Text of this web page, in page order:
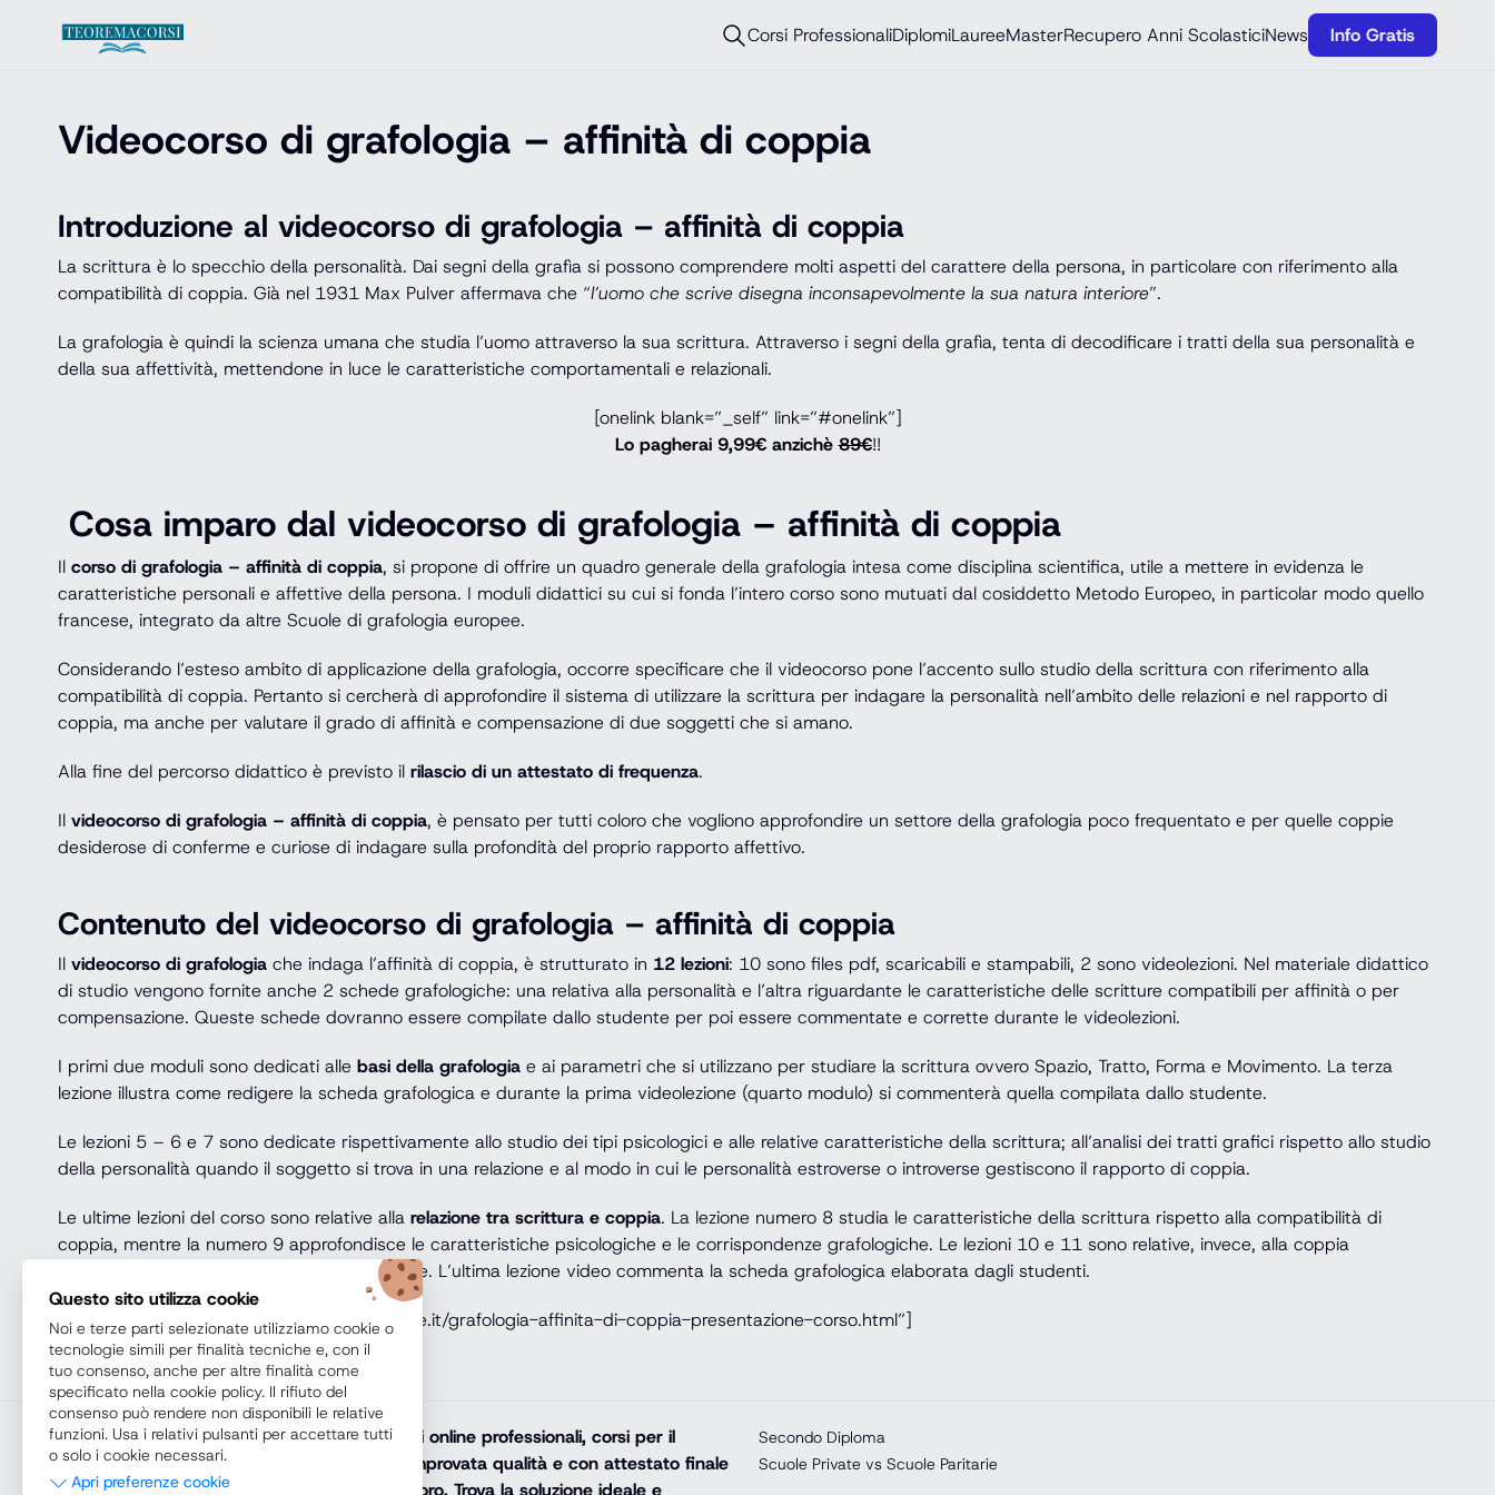
Corsi ProfessionaliDiplomiLaureeMasterRecupero Anni ScolasticiNews Info Gratis
Videocorso di grafologia – affinità di coppia
Introduzione al videocorso di grafologia – affinità di coppia
La scrittura è lo specchio della personalità. Dai segni della grafìa si possono comprendere molti aspetti del carattere della persona, in particolare con riferimento alla
compatibilità di coppia. Già nel 1931 Max Pulver affermava che “l’uomo che scrive disegna inconsapevolmente la sua natura interiore”.
La grafologia è quindi la scienza umana che studia l’uomo attraverso la sua scrittura. Attraverso i segni della grafìa, tenta di decodificare i tratti della sua personalità e
della sua affettività, mettendone in luce le caratteristiche comportamentali e relazionali.
[onelink blank=”_self” link=”#onelink”]
Lo pagherai 9,99€ anzichè89€!!
Cosa imparo dal videocorso di grafologia – affinità di coppia
Il corso di grafologia – affinità di coppia, si propone di offrire un quadro generale della grafologia intesa come disciplina scientifica, utile a mettere in evidenza le
caratteristiche personali e affettive della persona. I moduli didattici su cui si fonda l’intero corso sono mutuati dal cosiddetto Metodo Europeo, in particolar modo quello
francese, integrato da altre Scuole di grafologia europee.
Considerando l’esteso ambito di applicazione della grafologia, occorre specificare che il videocorso pone l’accento sullo studio della scrittura con riferimento alla
compatibilità di coppia. Pertanto si cercherà di approfondire il sistema di utilizzare la scrittura per indagare la personalità nell’ambito delle relazioni e nel rapporto di
coppia, ma anche per valutare il grado di affinità e compensazione di due soggetti che si amano.
Alla fine del percorso didattico è previsto il rilascio di un attestato di frequenza.
Il videocorso di grafologia – affinità di coppia, è pensato per tutti coloro che vogliono approfondire un settore della grafologia poco frequentato e per quelle coppie
desiderose di conferme e curiose di indagare sulla profondità del proprio rapporto affettivo.
Contenuto del videocorso di grafologia – affinità di coppia
Il videocorso di grafologia che indaga l’affinità di coppia, è strutturato in 12 lezioni: 10 sono files pdf, scaricabili e stampabili, 2 sono videolezioni. Nel materiale didattico
di studio vengono fornite anche 2 schede grafologiche: una relativa alla personalità e l’altra riguardante le caratteristiche delle scritture compatibili per affinità o per
compensazione. Queste schede dovranno essere compilate dallo studente per poi essere commentate e corrette durante le videolezioni.
I primi due moduli sono dedicati alle basi della grafologia e ai parametri che si utilizzano per studiare la scrittura ovvero Spazio, Tratto, Forma e Movimento. La terza
lezione illustra come redigere la scheda grafologica e durante la prima videolezione (quarto modulo) si commenterà quella compilata dallo studente.
Le lezioni 5 – 6 e 7 sono dedicate rispettivamente allo studio dei tipi psicologici e alle relative caratteristiche della scrittura; all’analisi dei tratti grafici rispetto allo studio
della personalità quando il soggetto si trova in una relazione e al modo in cui le personalità estroverse o introverse gestiscono il rapporto di coppia.
Le ultime lezioni del corso sono relative alla relazione tra scrittura e coppia. La lezione numero 8 studia le caratteristiche della scrittura rispetto alla compatibilità di
coppia, mentre la numero 9 approfondisce le caratteristiche psicologiche e le corrispondenze grafologiche. Le lezioni 10 e 11 sono relative, invece, alla coppia
compatibile per affinità o per compensazione. L’ultima lezione video commenta la scheda grafologica elaborata dagli studenti.
[onelink_description link=”www.lezione-online.it/grafologia-affinita-di-coppia-presentazione-corso.html”]
Teoremacorsi.compromuove solamente corsi online professionali, corsi per il
diploma online, lauree e master online di comprovata qualità e con attestato finale
riconosciuto e spendibile sul mercato del lavoro. Trova la soluzione ideale e
Secondo Diploma
Scuole Private vs Scuole Paritarie
Questo sito utilizza cookie
Noi e terze parti selezionate utilizziamo cookie o
tecnologie simili per finalità tecniche e, con il
tuo consenso, anche per altre finalità come
specificato nella cookie policy. Il rifiuto del
consenso può rendere non disponibili le relative
funzioni. Usa i relativi pulsanti per accettare tutti
o solo i cookie necessari.
Apri preferenze cookie